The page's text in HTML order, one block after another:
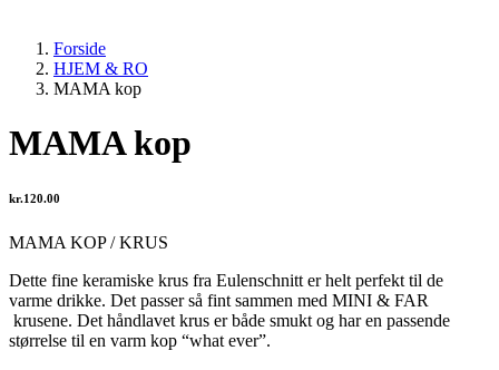
Forside
HJEM & RO
MAMA kop
MAMA kop
kr.120.00
MAMA KOP / KRUS
Dette fine keramiske krus fra Eulenschnitt er helt perfekt til de
varme drikke. Det passer så fint sammen med MINI & FAR
krusene. Det håndlavet krus er både smukt og har en passende
størrelse til en varm kop “what ever”.